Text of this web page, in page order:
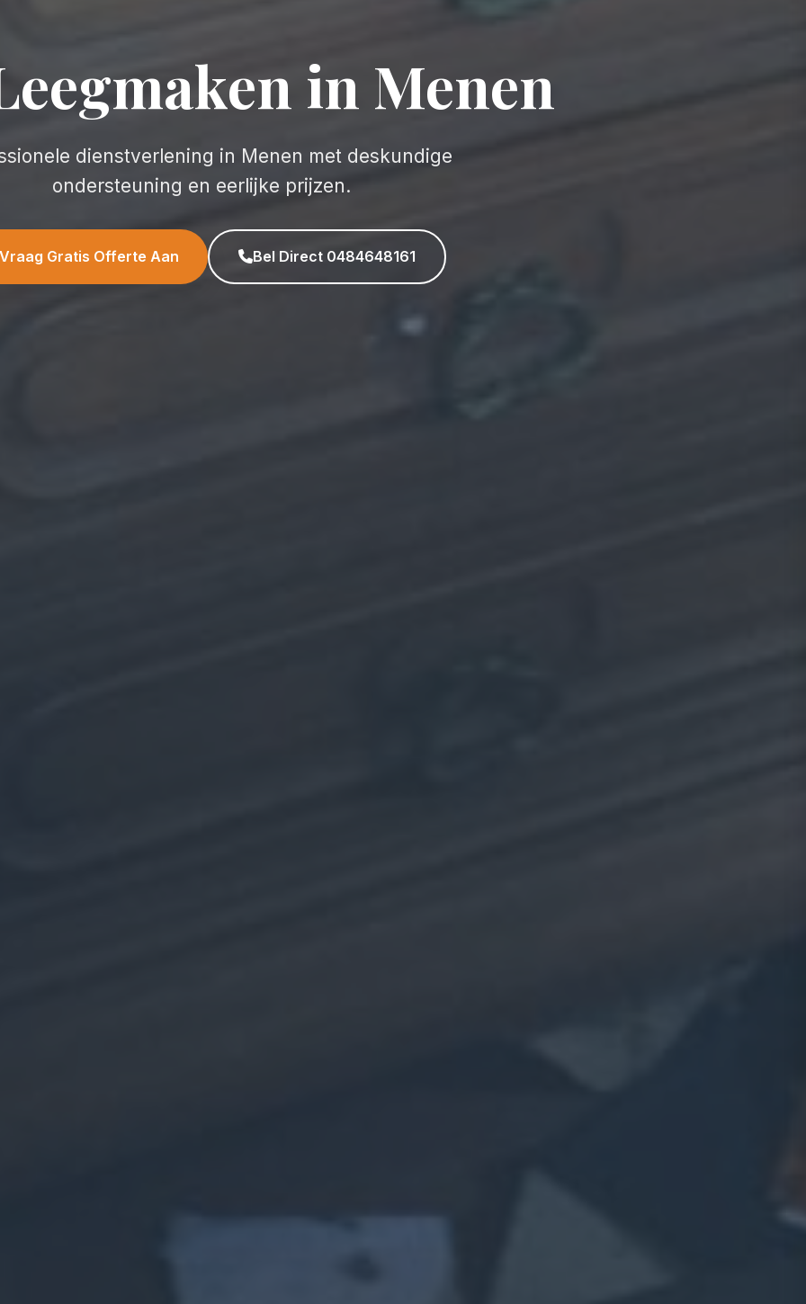
in Menen
dienstverlening in Menen met deskundige
ondersteuning en eerlijke prijzen.
Gratis Offerte Aan Bel Direct 0484648161